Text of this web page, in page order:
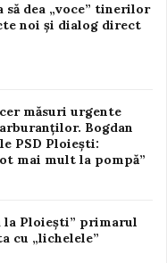
să dea „voce” tinerilor
noi și dialog direct
măsuri urgente
Bogdan
PSD Ploiești:
mai mult la pompă”
la Ploiești” primarul
cu „lichelele”